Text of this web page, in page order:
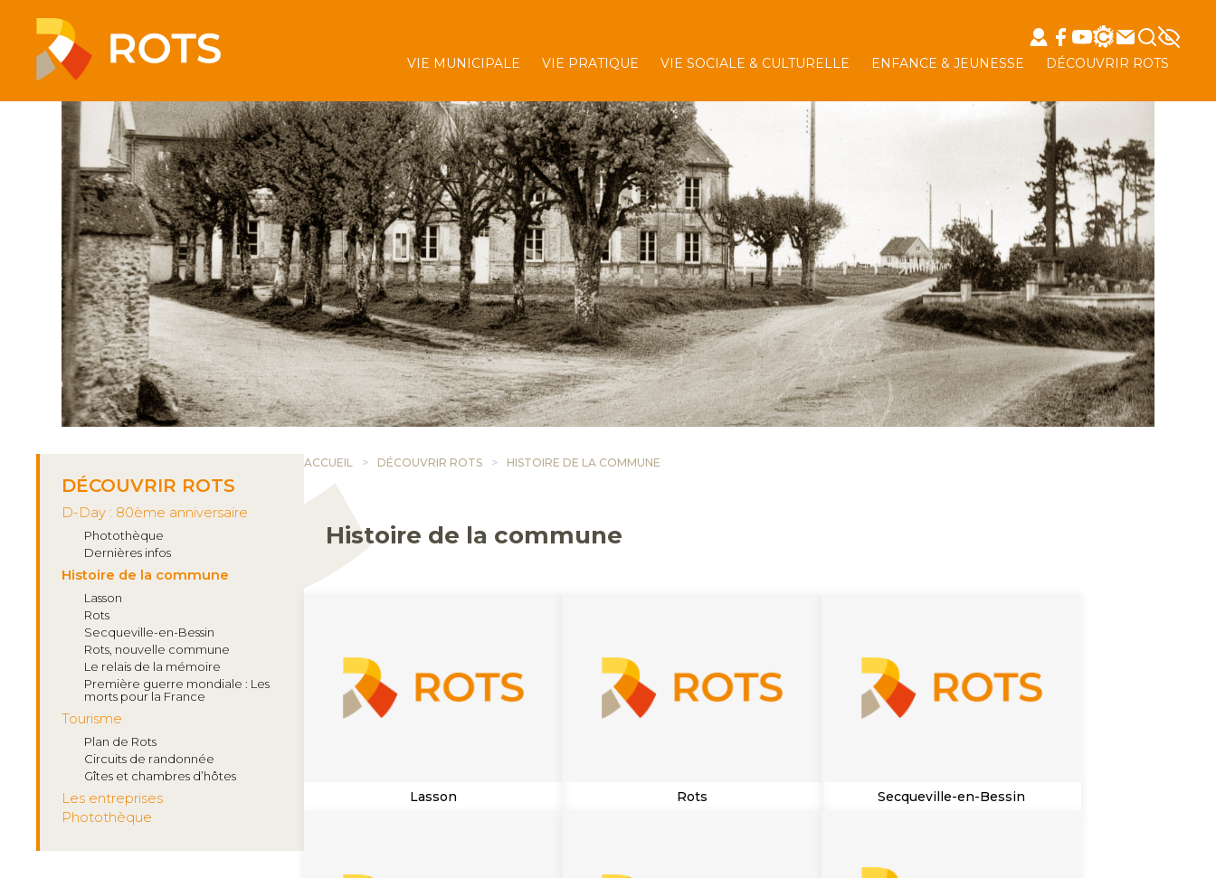
VIE MUNICIPALE VIE PRATIQUE VIE SOCIALE & CULTURELLE ENFANCE & JEUNESSE DÉCOUVRIR ROTS
DÉCOUVRIR ROTS
D-Day : 80ème anniversaire
Photothèque
Dernières infos
Histoire de la commune
Lasson
Rots
Secqueville-en-Bessin
Rots, nouvelle commune
Le relais de la mémoire
Première guerre mondiale : Les
morts pour la France
Tourisme
Plan de Rots
Circuits de randonnée
Gîtes et chambres d’hôtes
Les entreprises
Photothèque
ACCUEIL DÉCOUVRIR ROTS HISTOIRE DE LA COMMUNE
Histoire de la commune
Lasson Rots Secqueville-en-Bessin